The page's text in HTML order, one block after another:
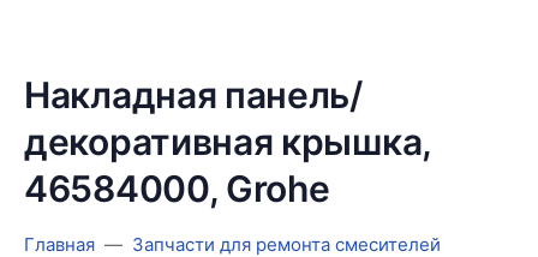
Накладная панель/
декоративная крышка,
46584000, Grohe
Главная
Запчасти для ремонта смесителей